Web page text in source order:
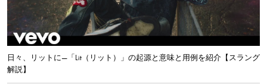
日々、リットに—「Lit（リット）」の起源と意味と用例を紹介【スラング
解説】